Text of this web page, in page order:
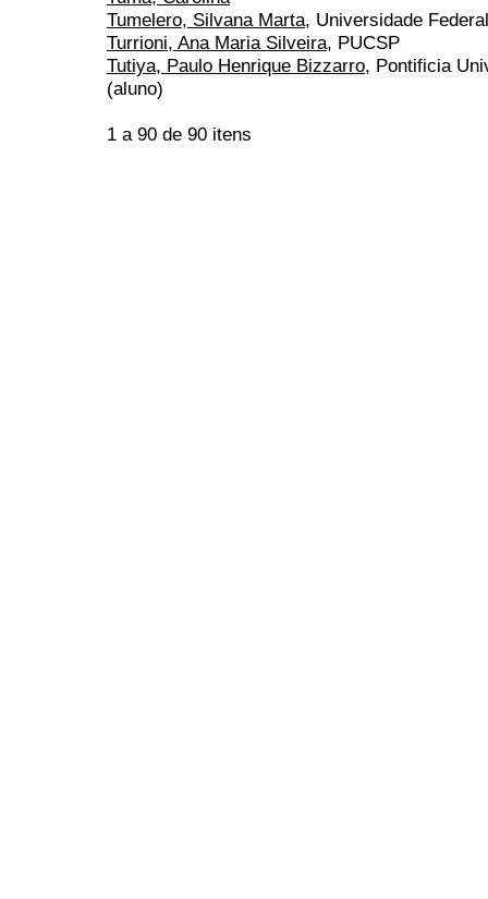
Tumelero, Silvana Marta, Universidade
Turrioni, Ana Maria Silveira, PUCSP
Tutiya, Paulo Henrique Bizzarro, Pontificia
(aluno)
1 a 90 de 90 itens